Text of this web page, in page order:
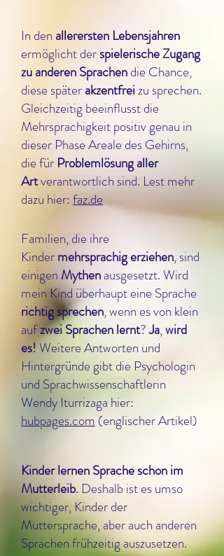
In den allerersten Lebensjahren
ermöglicht derspielerische Zugang
zu anderen Sprachendie Chance,
diese späterakzentfreizu sprechen.
Gleichzeitig beeinflusst die
Mehrsprachigkeit positiv genau in
dieser Phase Areale des Gehirns,
die für Problemlösung aller
Artverantwortlich sind. Lest mehr
dazu hier:faz.de
Familien, die ihre
Kindermehrsprachig erziehen, sind
einigenMythenausgesetzt. Wird
mein Kind überhaupt eine Sprache
richtig sprechen, wenn es von klein
aufzwei Sprachen lernt?Ja,wird
es!Weitere Antworten und
Hintergründe gibt die Psychologin
und Sprachwissenschaftlerin
Wendy Iturrizaga hier:
hubpages.com (englischer Artikel)
Kinder lernen Sprache schon im
Mutterleib. Deshalb ist es umso
wichtiger, Kinder der
Muttersprache, aber auch anderen
Sprachen frühzeitig auszusetzen.